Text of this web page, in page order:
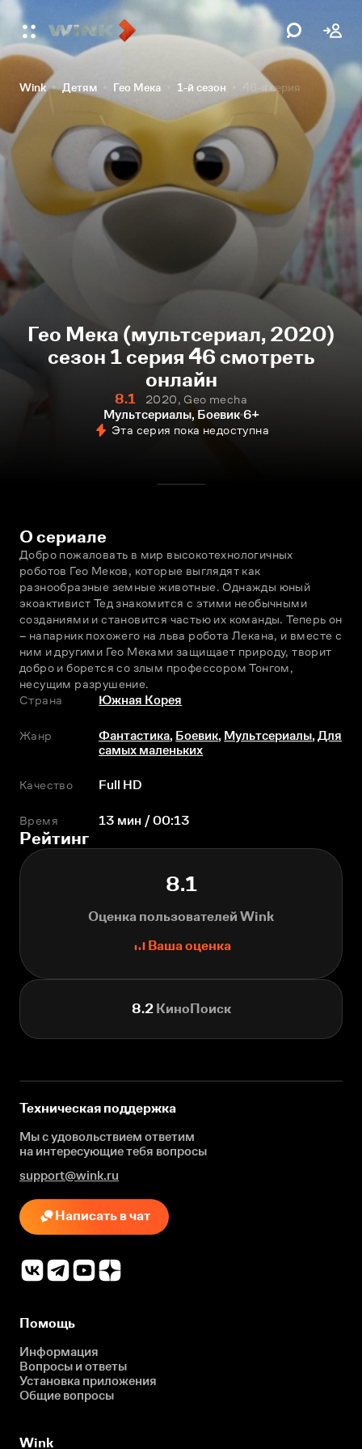
Wink Детям Гео Мека 1-й сезон 46-я серия
Гео Мека (мультсериал, 2020)
сезон 1 серия 46 смотреть
онлайн
8.1
2020, Geo mecha
Мультсериалы, Боевик 6+
Эта серия пока недоступна
О сериале
Добро пожаловать в мир высокотехнологичных
роботов Гео Меков, которые выглядят как
разнообразные земные животные. Однажды юный
экоактивист Тед знакомится с этими необычными
созданиями и становится частью их команды. Теперь он
– напарник похожего на льва робота Лекана, и вместе с
ним и другими Гео Меками защищает природу, творит
добро и борется со злым профессором Тонгом,
несущим разрушение.
Страна
Южная Корея
Жанр Фантастика, Боевик, Мультсериалы,Для
самых маленьких
Качество Full HD
Время 13 мин / 00:13
Рейтинг
8.1
Оценка пользователей Wink
Ваша оценка
8.2КиноПоиск
Техническая поддержка
Мы с удовольствием ответим
на интересующиетебя вопросы
support@wink.ru
Написать в чат
Помощь
Информация
Вопросы и ответы
Установка приложения
Общие вопросы
Wink